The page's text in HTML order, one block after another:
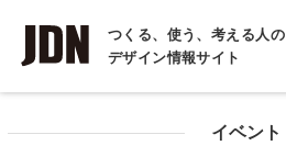
つくる、使う、考える人の
デザイン情報サイト
INTERVIEW
インタビュー
イベント